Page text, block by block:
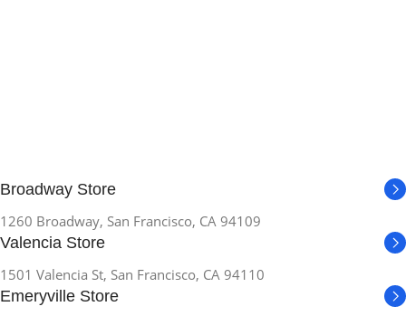
Broadway Store
1260 Broadway, San Francisco, CA 94109
Valencia Store
1501 Valencia St, San Francisco, CA 94110
Emeryville Store